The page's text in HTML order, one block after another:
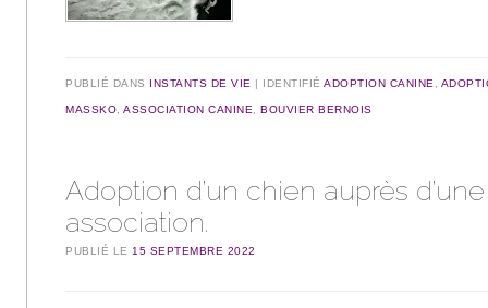
PUBLIÉ DANS INSTANTS DE VIE IDENTIFIÉADOPTION CANINE
MASSKO ,ASSOCIATION CANINE ,BOUVIER BERNOIS
Adoption d’un chien auprès d’une
association.
PUBLIÉ LE 15 SEPTEMBRE 2022